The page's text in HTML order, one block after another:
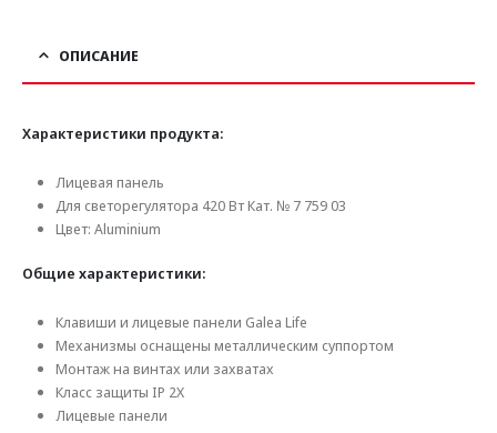
ОПИСАНИЕ
Характеристики продукта:
Лицевая панель
Для светорегулятора 420 Вт Кат. № 7 759 03
Цвет: Аluminium
Общие характеристики:
Клавиши и лицевые панели Galea Life
Механизмы оснащены металлическим суппортом
Монтаж на винтах или захватах
Класс защиты IP 2X
Лицевые панели